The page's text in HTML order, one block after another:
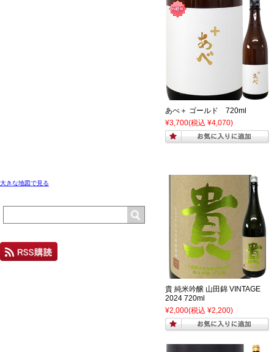
あべ＋ ゴールド 720ml
¥3,700(税込 ¥4,070)
貴 純米吟醸 山田錦 VINTAGE
2024 720ml
¥2,000(税込 ¥2,200)
大きな地図で見る